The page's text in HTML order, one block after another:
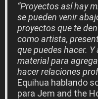
“Proyectos así hay
se pueden venir
proyectos que te
como artista,
que puedes hacer.
material para
hacer relaciones
Equihua hablando
para Jem and the